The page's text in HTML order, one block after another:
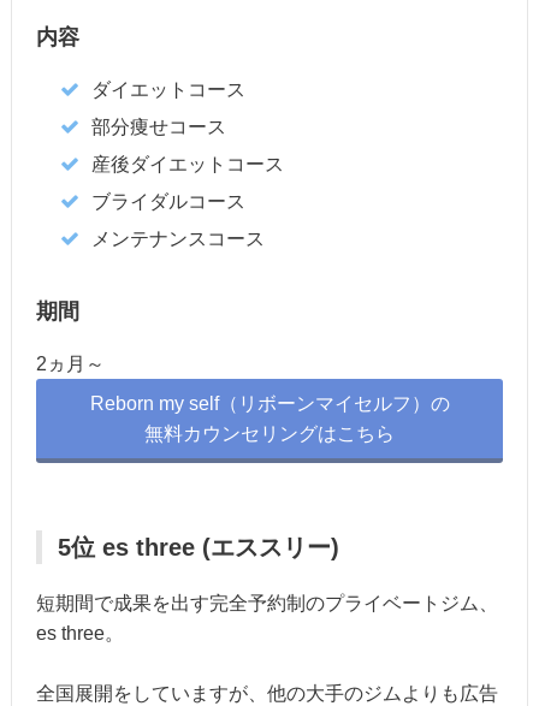
内容
ダイエットコース
部分痩せコース
産後ダイエットコース
ブライダルコース
メンテナンスコース
期間
2ヵ月～
Reborn my self（リボーンマイセルフ）の
無料カウンセリングはこちら
5位 es three (エススリー)
短期間で成果を出す完全予約制のプライベートジム、
es three。
全国展開をしていますが、他の大手のジムよりも広告